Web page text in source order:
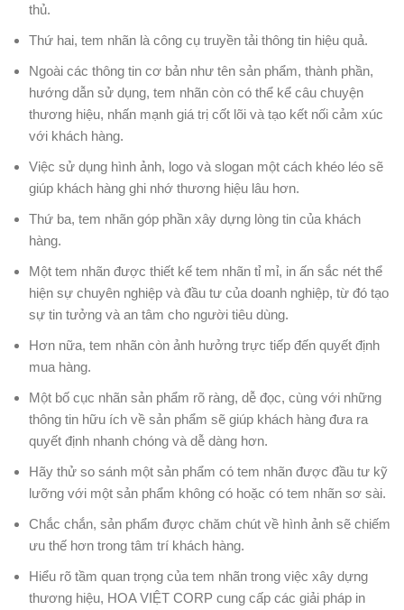
thủ.
Thứ hai, tem nhãn là công cụ truyền tải thông tin hiệu quả.
Ngoài các thông tin cơ bản như tên sản phẩm, thành phần,
hướng dẫn sử dụng, tem nhãn còn có thể kể câu chuyện
thương hiệu, nhấn mạnh giá trị cốt lõi và tạo kết nối cảm xúc
với khách hàng.
Việc sử dụng hình ảnh, logo và slogan một cách khéo léo sẽ
giúp khách hàng ghi nhớ thương hiệu lâu hơn.
Thứ ba, tem nhãn góp phần xây dựng lòng tin của khách
hàng.
Một tem nhãn được thiết kế tem nhãn tỉ mỉ, in ấn sắc nét thể
hiện sự chuyên nghiệp và đầu tư của doanh nghiệp, từ đó tạo
sự tin tưởng và an tâm cho người tiêu dùng.
Hơn nữa, tem nhãn còn ảnh hưởng trực tiếp đến quyết định
mua hàng.
Một bố cục nhãn sản phẩm rõ ràng, dễ đọc, cùng với những
thông tin hữu ích về sản phẩm sẽ giúp khách hàng đưa ra
quyết định nhanh chóng và dễ dàng hơn.
Hãy thử so sánh một sản phẩm có tem nhãn được đầu tư kỹ
lưỡng với một sản phẩm không có hoặc có tem nhãn sơ sài.
Chắc chắn, sản phẩm được chăm chút về hình ảnh sẽ chiếm
ưu thế hơn trong tâm trí khách hàng.
Hiểu rõ tầm quan trọng của tem nhãn trong việc xây dựng
thương hiệu, HOA VIỆT CORP cung cấp các giải pháp in